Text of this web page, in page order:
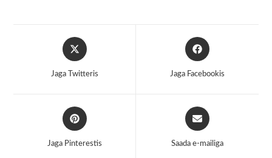
Opens
in
Jaga Twitteris
Opens
in
Jaga Facebookis
Opens
in
Jaga Pinterestis
Opens
in
Saada e-mailiga